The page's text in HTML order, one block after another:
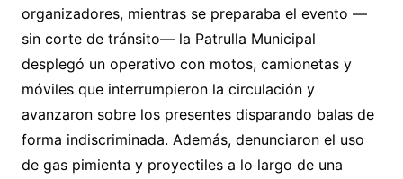
organizadores, mientras se preparaba el evento —
sin corte de tránsito— la Patrulla Municipal
desplegó un operativo con motos, camionetas y
móviles que interrumpieron la circulación y
avanzaron sobre los presentes disparando balas de
forma indiscriminada. Además, denunciaron el uso
de gas pimienta y proyectiles a lo largo de una